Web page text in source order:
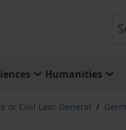
Humanities
or Civil Law: General /